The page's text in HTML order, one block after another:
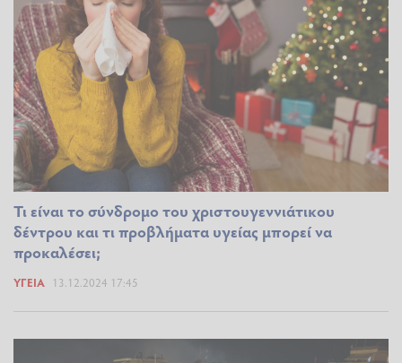
Τι είναι το σύνδρομο του χριστουγεννιάτικου
δέντρου και τι προβλήματα υγείας μπορεί να
προκαλέσει;
ΥΓΕΊΑ 13.12.2024 17:45